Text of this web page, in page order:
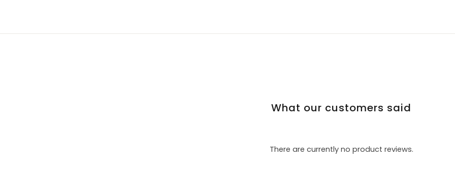
What our customers said
There are currently no product reviews.